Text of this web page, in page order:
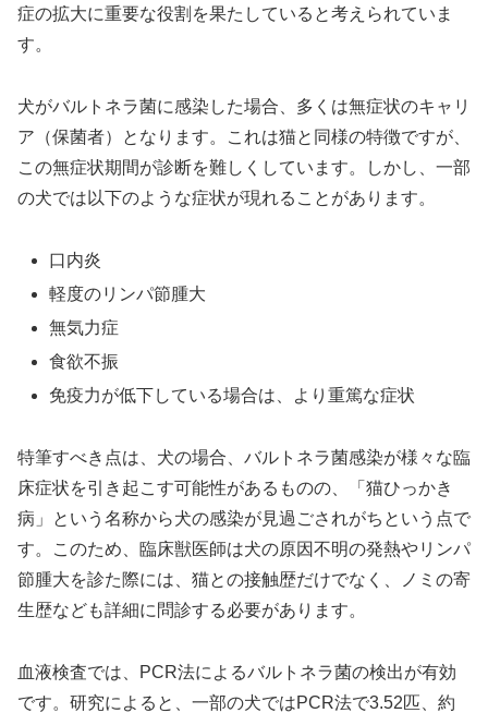
症の拡大に重要な役割を果たしていると考えられていま
す。
犬がバルトネラ菌に感染した場合、多くは無症状のキャリ
ア（保菌者）となります。これは猫と同様の特徴ですが、
この無症状期間が診断を難しくしています。しかし、一部
の犬では以下のような症状が現れることがあります。
口内炎
軽度のリンパ節腫大
無気力症
食欲不振
免疫力が低下している場合は、より重篤な症状
特筆すべき点は、犬の場合、バルトネラ菌感染が様々な臨
床症状を引き起こす可能性があるものの、「猫ひっかき
病」という名称から犬の感染が見過ごされがちという点で
す。このため、臨床獣医師は犬の原因不明の発熱やリンパ
節腫大を診た際には、猫との接触歴だけでなく、ノミの寄
生歴なども詳細に問診する必要があります。
血液検査では、PCR法によるバルトネラ菌の検出が有効
です。研究によると、一部の犬ではPCR法で3.52匹、約